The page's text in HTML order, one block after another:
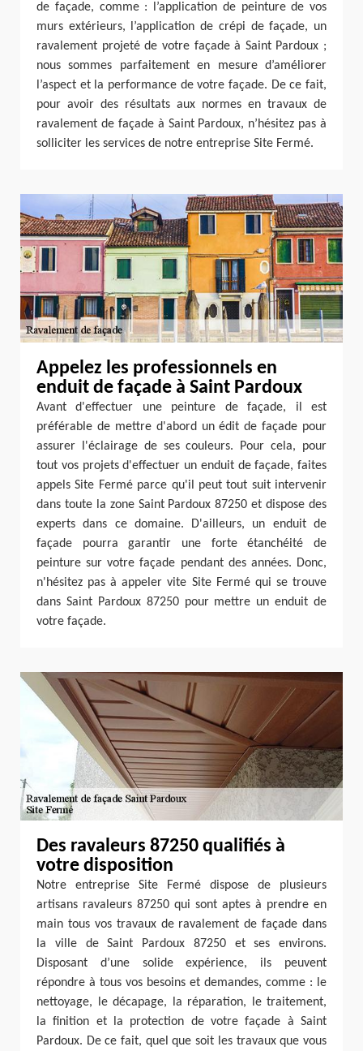
de façade, comme : l’application de peinture de vos
murs extérieurs, l’application de crépi de façade, un
ravalement projeté de votre façade à Saint Pardoux ;
nous sommes parfaitement en mesure d’améliorer
l’aspect et la performance de votre façade. De ce fait,
pour avoir des résultats aux normes en travaux de
ravalement de façade à Saint Pardoux, n’hésitez pas à
solliciter les services de notre entreprise Site Fermé.
Appelez les professionnels en
enduit de façade à Saint Pardoux
Avant d'effectuer une peinture de façade, il est
préférable de mettre d'abord un édit de façade pour
assurer l'éclairage de ses couleurs. Pour cela, pour
tout vos projets d'effectuer un enduit de façade, faites
appels Site Fermé parce qu'il peut tout suit intervenir
dans toute la zone Saint Pardoux 87250 et dispose des
experts dans ce domaine. D'ailleurs, un enduit de
façade pourra garantir une forte étanchéité de
peinture sur votre façade pendant des années. Donc,
n'hésitez pas à appeler vite Site Fermé qui se trouve
dans Saint Pardoux 87250 pour mettre un enduit de
votre façade.
Des ravaleurs 87250 qualifiés à
votre disposition
Notre entreprise Site Fermé dispose de plusieurs
artisans ravaleurs 87250 qui sont aptes à prendre en
main tous vos travaux de ravalement de façade dans
la ville de Saint Pardoux 87250 et ses environs.
Disposant d’une solide expérience, ils peuvent
répondre à tous vos besoins et demandes, comme : le
nettoyage, le décapage, la réparation, le traitement,
la finition et la protection de votre façade à Saint
Pardoux. De ce fait, quel que soit les travaux que vous